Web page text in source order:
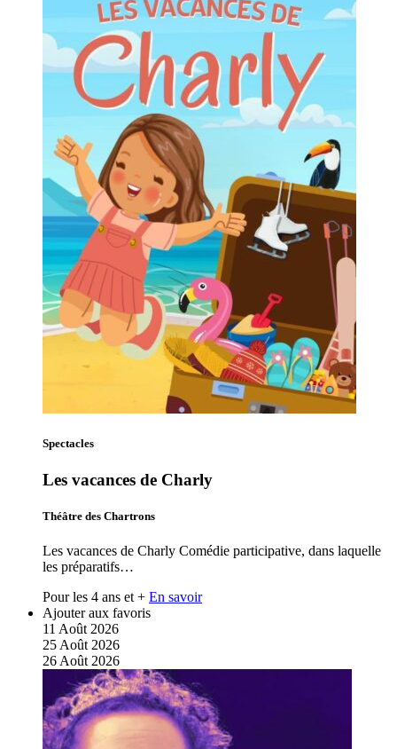
Spectacles
Les vacances de Charly
Théâtre des Chartrons
Les vacances de Charly Comédie participative, dans laquelle
les préparatifs…
Pour les 4 ans et + En savoir
Ajouter aux favoris
11 Août 2026
25 Août 2026
26 Août 2026